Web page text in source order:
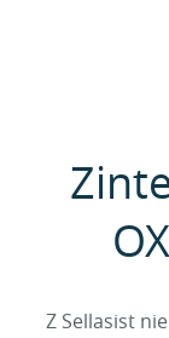
Z Sellasist